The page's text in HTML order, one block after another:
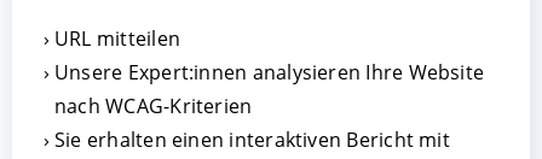
URL mitteilen
Unsere Expert:innen analysieren Ihre Website
nach WCAG-Kriterien
Sie erhalten einen interaktiven Bericht mit